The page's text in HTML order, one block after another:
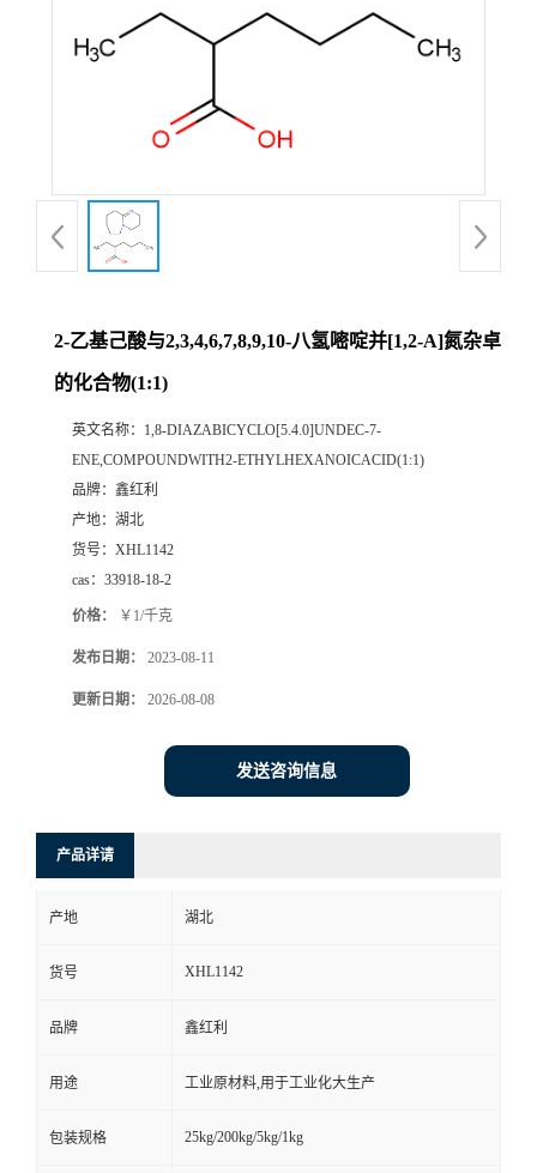
2-乙基己酸与2,3,4,6,7,8,9,10-八氢嘧啶并[1,2-A]氮杂卓
的化合物(1:1)
英文名称： 1,8-DIAZABICYCLO[5.4.0]UNDEC-7-
ENE,COMPOUNDWITH2-ETHYLHEXANOICACID(1:1)
品牌： 鑫红利
产地： 湖北
货号： XHL1142
cas： 33918-18-2
价格： ￥1/千克
发布日期： 2023-08-11
更新日期： 2026-08-08
发送咨询信息
产品详请
产地 湖北
货号 XHL1142
品牌 鑫红利
用途 工业原材料,用于工业化大生产
包装规格 25kg/200kg/5kg/1kg